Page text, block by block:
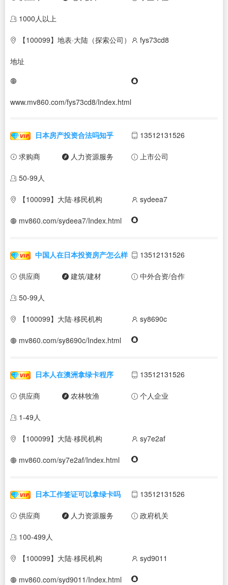
1000人以上
【100099】地表·大陆（探索公司）
地址
fys73cd8
www.mv860.com/fys73cd8/Index.html
日本房产投资合法吗知乎 13512131526
求购商 人力资源服务 上市公司
50-99人
【100099】大陆·移民机构 sydeea7
mv860.com/sydeea7/Index.html
中国人在日本投资房产怎么样 13512131526
供应商 建筑/建材 中外合资/合作
50-99人
【100099】大陆·移民机构 sy8690c
mv860.com/sy8690c/Index.html
日本人在澳洲拿绿卡程序 13512131526
供应商 农林牧渔 个人企业
1-49人
【100099】大陆·移民机构 sy7e2af
mv860.com/sy7e2af/Index.html
日本工作签证可以拿绿卡吗 13512131526
供应商 人力资源服务 政府机关
100-499人
【100099】大陆·移民机构 syd9011
mv860.com/syd9011/Index.html